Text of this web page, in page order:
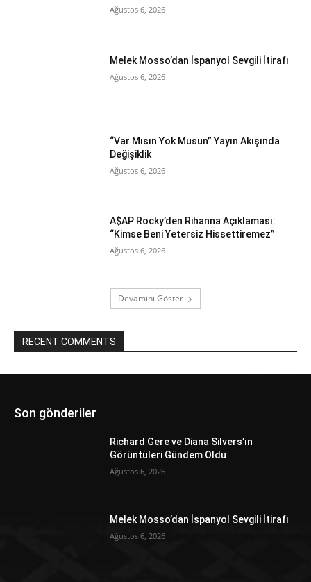
Ağustos 6, 2026
Melek Mosso’dan İspanyol Sevgili İtirafı
Ağustos 6, 2026
“Var Mısın Yok Musun” Yayın Akışında
Değişiklik
Ağustos 6, 2026
A$AP Rocky’den Rihanna Açıklaması:
“Kimse Beni Yetersiz Hissettiremez”
Ağustos 6, 2026
Devamını Göster
RECENT COMMENTS
Son gönderiler
Richard Gere ve Diana Silvers’ın
Görüntüleri Gündem Oldu
Ağustos 6, 2026
Melek Mosso’dan İspanyol Sevgili İtirafı
Ağustos 6, 2026